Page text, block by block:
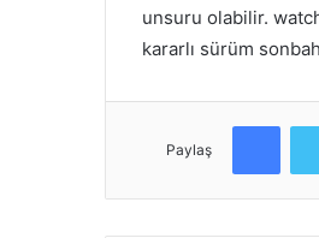
unsuru olabilir.
kararlı sürüm
Paylaş